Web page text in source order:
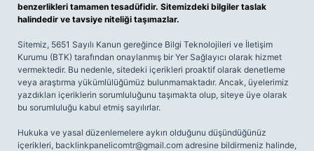
benzerlikleri tamamen tesadüfidir. Sitemizdeki bilgiler taslak
halindedir ve tavsiye niteliği taşımazlar.
Sitemiz, 5651 Sayılı Kanun gereğince Bilgi Teknolojileri ve İletişim
Kurumu (BTK) tarafından onaylanmış bir Yer Sağlayıcı olarak hizmet
vermektedir. Bu nedenle, sitedeki içerikleri proaktif olarak denetleme
veya araştırma yükümlülüğümüz bulunmamaktadır. Ancak, üyelerimiz
yazdıkları içeriklerin sorumluluğunu taşımakta olup, siteye üye olarak
bu sorumluluğu kabul etmiş sayılırlar.
Hukuka ve yasal düzenlemelere aykırı olduğunu düşündüğünüz
içerikleri, backlinkpanelicomtr@gmail.com adresine bildirmeniz halinde,